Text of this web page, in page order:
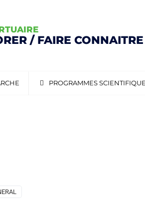
/ FAIRE CONNAITRE
PROGRAMMES